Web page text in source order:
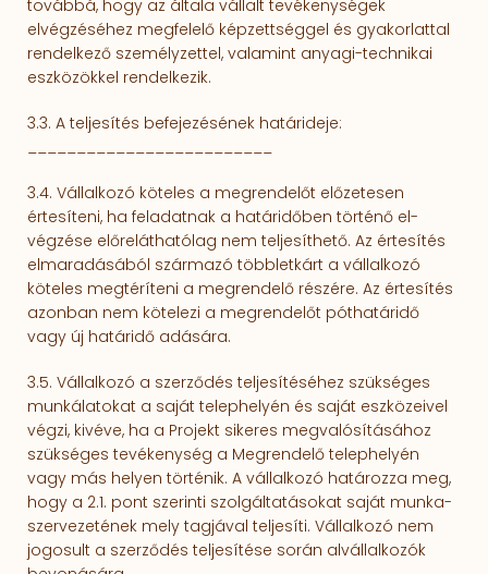
továbbá, hogy az általa vállalt tevékenységek
elvégzéséhez megfelelő képzettséggel és gyakorlattal
rendelkező személyzettel, valamint anyagi-technikai
eszközökkel rendelkezik.
3.3. A teljesítés befejezésének határideje:
_________________________
3.4. Vállalkozó köteles a megrendelőt előzetesen
értesíteni, ha feladatnak a határidő­ben történő el­
végzése előreláthatólag nem teljesíthető. Az értesítés
elmaradásából származó több­letkárt a vállal­ko­zó
köteles megtéríteni a megrendelő részére. Az értesítés
azonban nem kötelezi a megrendelőt pótha­táridő
vagy új határidő adására.
3.5. Vállalkozó a szerződés teljesítéséhez szükséges
munkálatokat a saját telephelyén és saját eszkö­zeivel
végzi, kivéve, ha a Projekt sikeres megvalósításához
szükséges tevékenység a Megrendelő telephelyén
vagy más helyen történik. A vállalkozó határozza meg,
hogy a 2.1. pont szerinti szolgáltatásokat saját munka­
szervezetének mely tagjával teljesíti. Vállalkozó nem
jogosult a szerződés teljesítése során alvállalkozók